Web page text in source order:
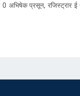
0 अभिषेक प्रसून, रजिस्ट्रार